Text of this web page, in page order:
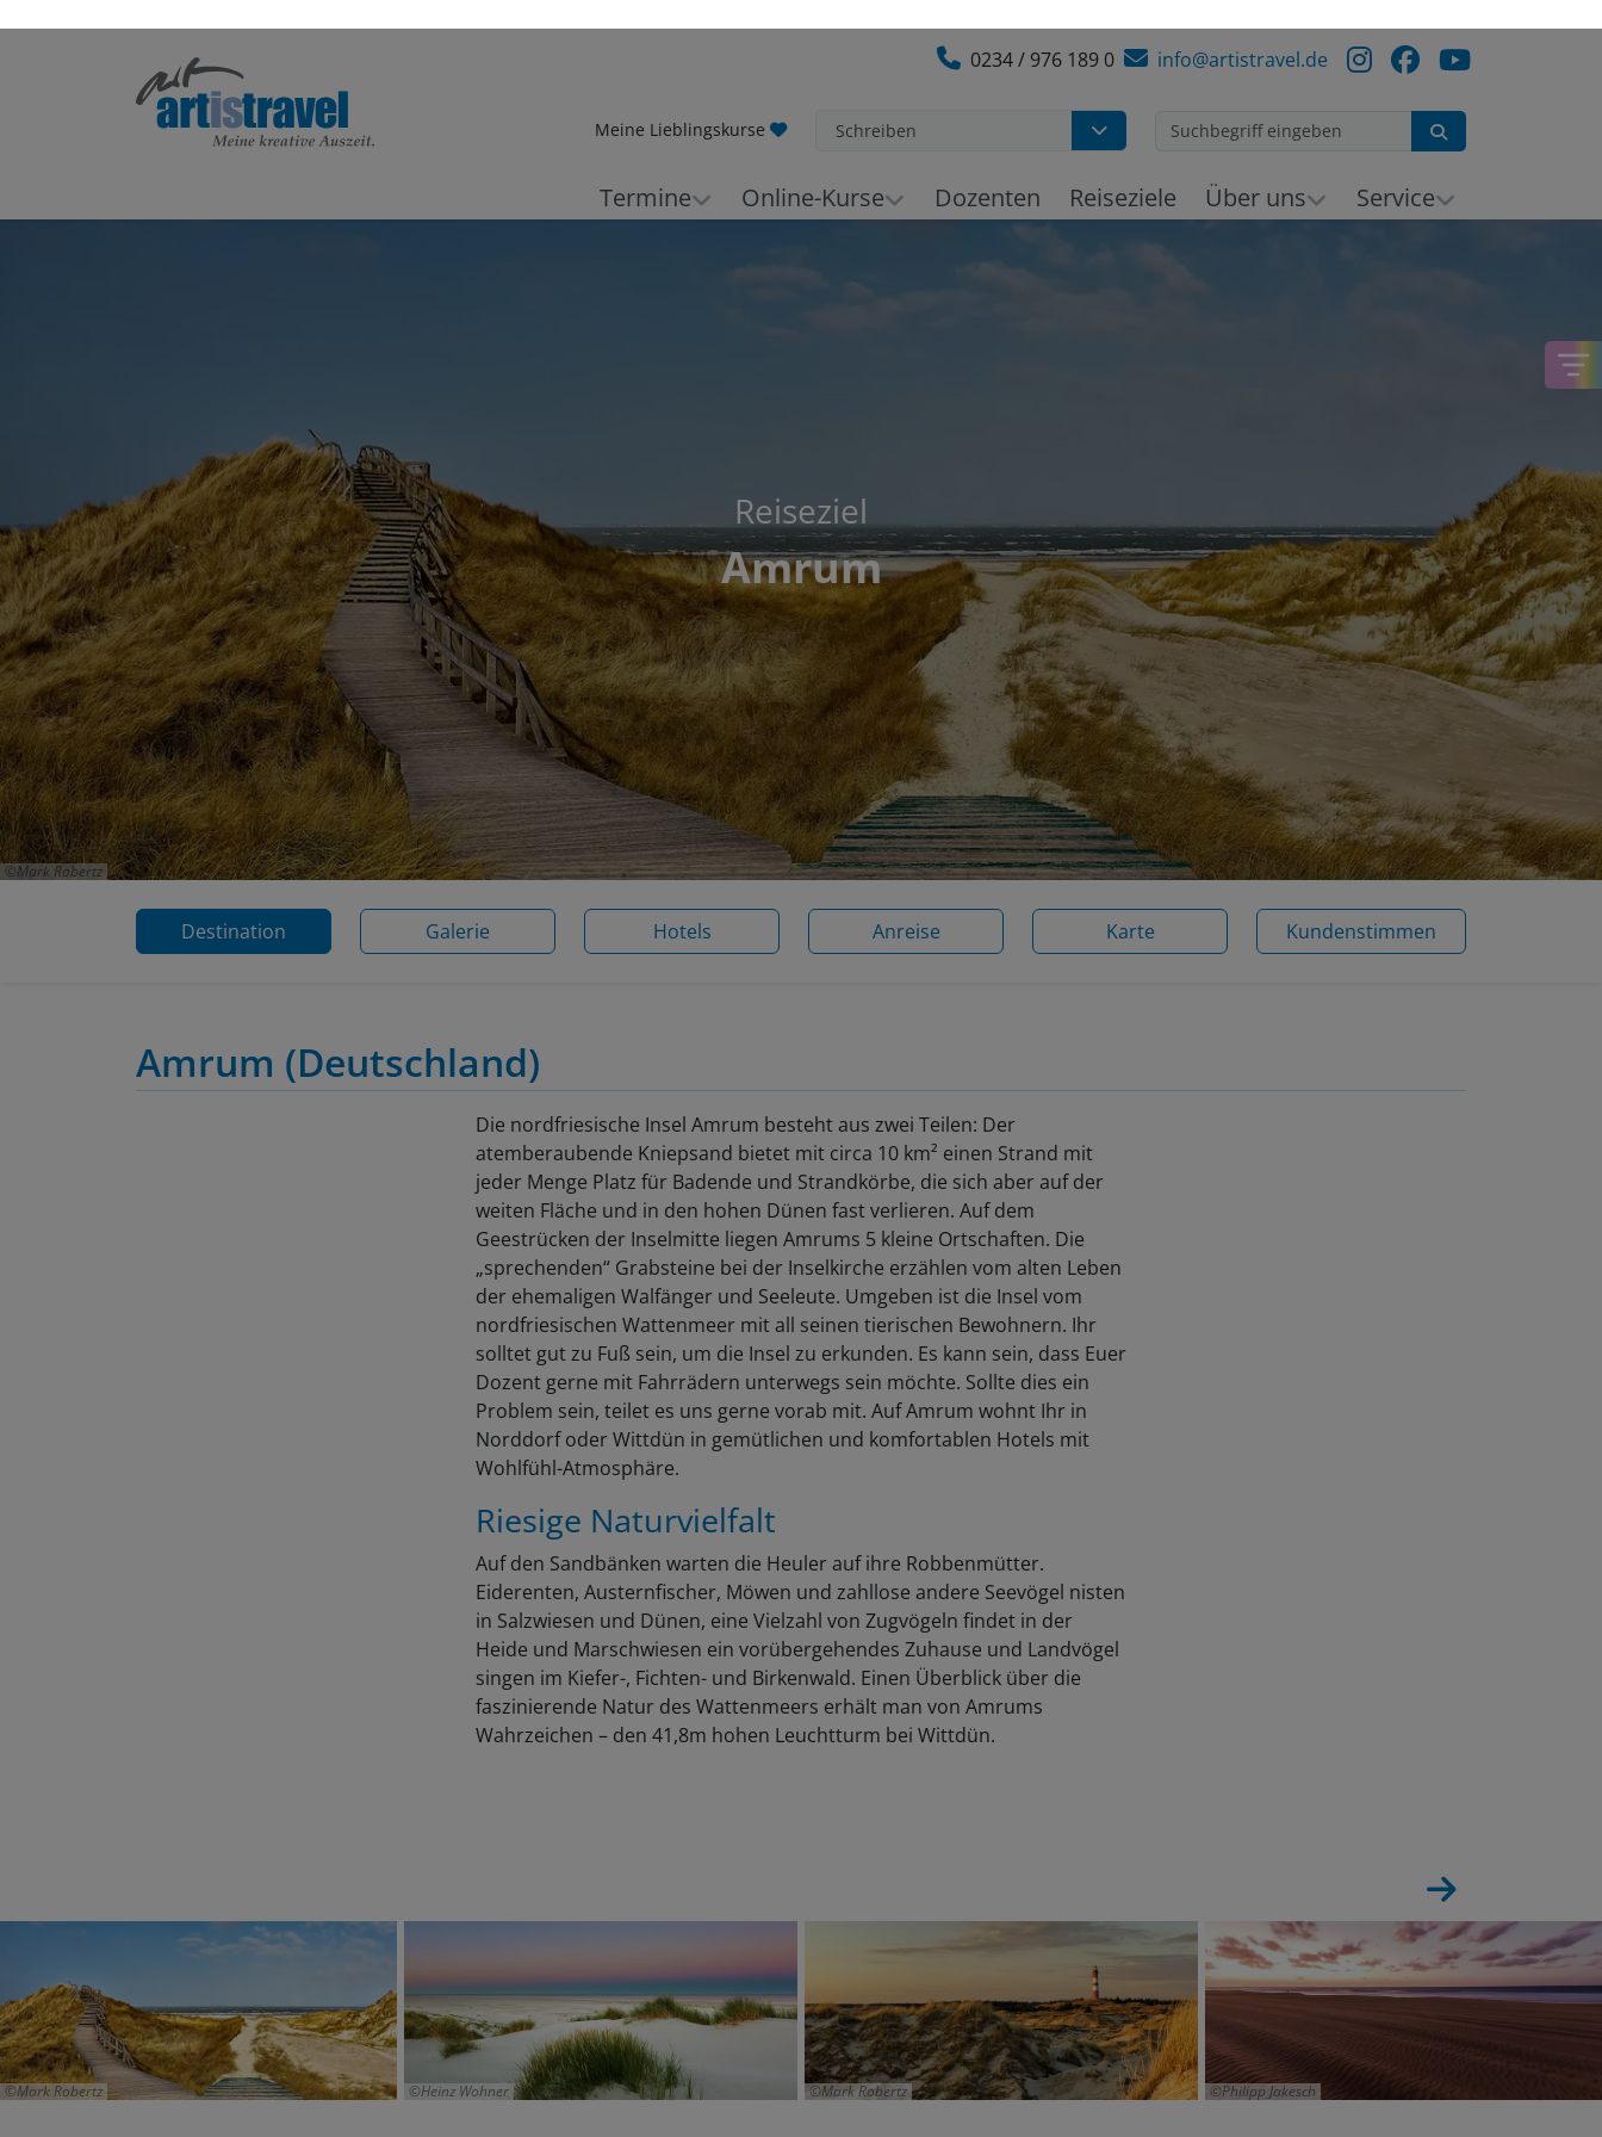
0234 / 976 189 0 info@artistravel.de
Mark Robertz
Reiseziel
Amrum
Destination Galerie Hotels Anreise Karte Kundenstimmen
Amrum (Deutschland)
Die nordfriesische Insel Amrum besteht aus zwei Teilen: Der
atemberaubende Kniepsand bietet mit circa 10 km² einen Strand mit
jeder Menge Platz für Badende und Strandkörbe, die sich aber auf der
weiten Fläche und in den hohen Dünen fast verlieren. Auf dem
Geestrücken der Inselmitte liegen Amrums 5 kleine Ortschaften. Die
„sprechenden“ Grabsteine bei der Inselkirche erzählen vom alten Leben
der ehemaligen Walfänger und Seeleute. Umgeben ist die Insel vom
nordfriesischen Wattenmeer mit all seinen tierischen Bewohnern. Ihr
solltet gut zu Fuß sein, um die Insel zu erkunden. Es kann sein, dass Euer
Dozent gerne mit Fahrrädern unterwegs sein möchte. Sollte dies ein
Problem sein, teilet es uns gerne vorab mit. Auf Amrum wohnt Ihr in
Norddorf oder Wittdün in gemütlichen und komfortablen Hotels mit
Wohlfühl-Atmosphäre.
Riesige Naturvielfalt
Auf den Sandbänken warten die Heuler auf ihre Robbenmütter.
Eiderenten, Austernfischer, Möwen und zahllose andere Seevögel nisten
in Salzwiesen und Dünen, eine Vielzahl von Zugvögeln findet in der
Heide und Marschwiesen ein vorübergehendes Zuhause und Landvögel
singen im Kiefer-, Fichten- und Birkenwald. Einen Überblick über die
faszinierende Natur des Wattenmeers erhält man von Amrums
Wahrzeichen – den 41,8m hohen Leuchtturm bei Wittdün.
Mark Robertz Heinz Wohner Mark Robertz Philipp Jakesch